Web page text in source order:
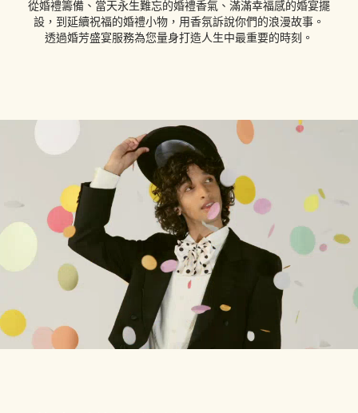
從婚禮籌備、當天永生難忘的婚禮香氣、滿滿幸福感的婚宴擺
設，到延續祝福的婚禮小物，用香氛訴說你們的浪漫故事。
透過婚芳盛宴服務為您量身打造人生中最重要的時刻。